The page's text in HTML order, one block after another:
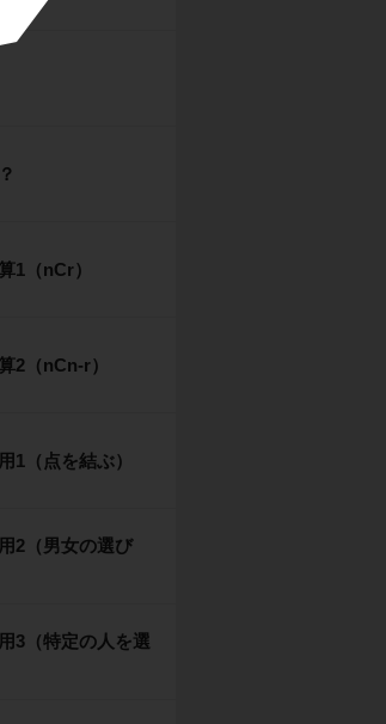
1（nCr）
2（nCn-r）
1（点を結ぶ）
2（男女の選び
3（特定の人を選